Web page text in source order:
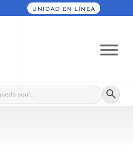
UNIDAD EN LÍNEA
Botón